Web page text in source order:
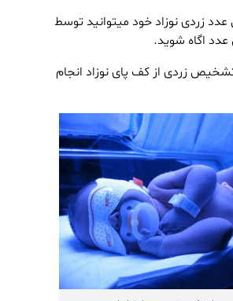
زردینوزاد خود میتوانید توسط
اگاه شوید.
زردی از کف پای نوزاد انجام